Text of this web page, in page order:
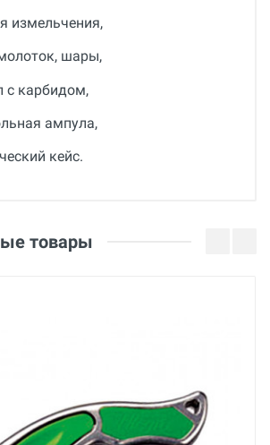
измельчения,
шары,
с карбидом,
ампула,
кейс.
товары